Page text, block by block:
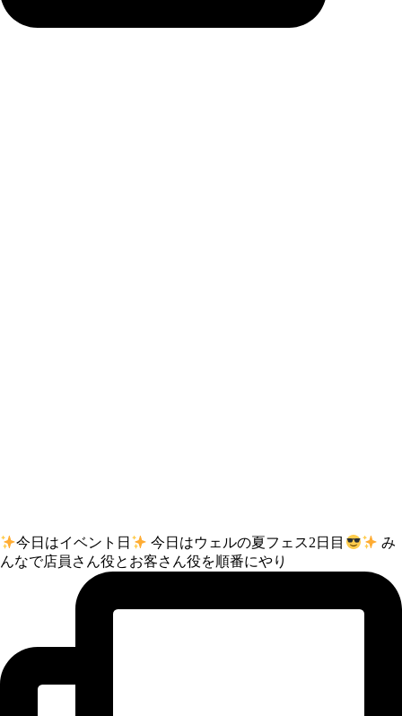
今日はイベント日 今日はウェルの夏フェス2日目
み
んなで店員さん役とお客さん役を順番にやり